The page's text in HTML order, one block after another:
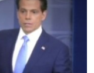
available